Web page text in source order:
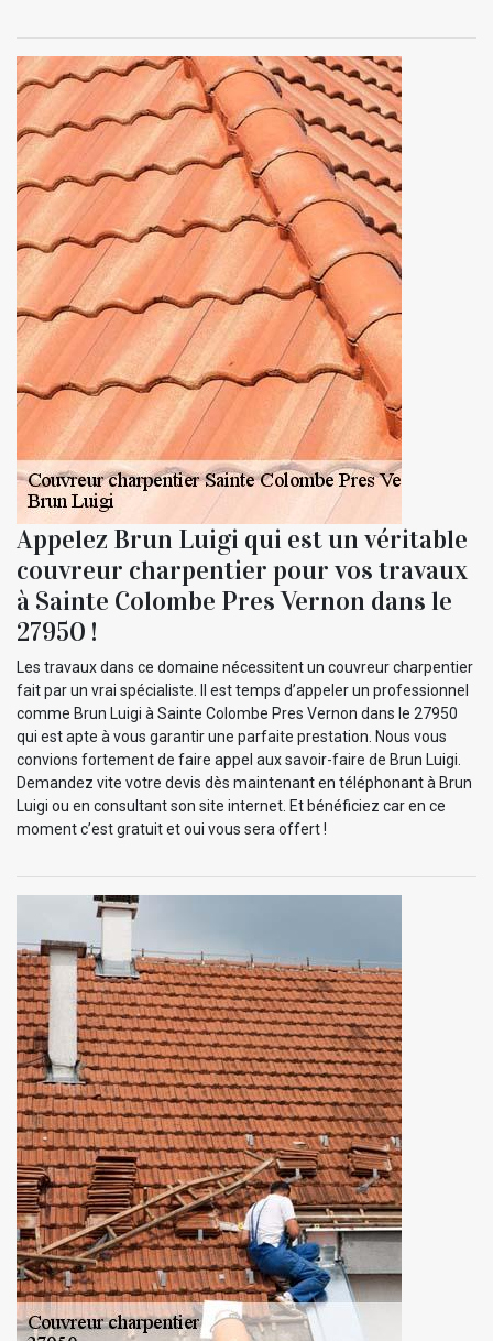
Appelez Brun Luigi qui est un véritable
couvreur charpentier pour vos travaux
à Sainte Colombe Pres Vernon dans le
27950 !
Les travaux dans ce domaine nécessitent un couvreur charpentier
fait par un vrai spécialiste. Il est temps d’appeler un professionnel
comme Brun Luigi à Sainte Colombe Pres Vernon dans le 27950
qui est apte à vous garantir une parfaite prestation. Nous vous
convions fortement de faire appel aux savoir-faire de Brun Luigi.
Demandez vite votre devis dès maintenant en téléphonant à Brun
Luigi ou en consultant son site internet. Et bénéficiez car en ce
moment c’est gratuit et oui vous sera offert !